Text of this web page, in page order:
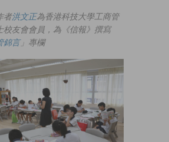
者洪文正為香港科技大學工商管
校友會會員，為《信報》撰寫
錦言」專欄